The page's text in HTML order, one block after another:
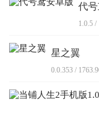
代
1.0.5
星之翼
0.0.353 /